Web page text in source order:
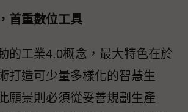
首重數位工具
的工業4.0概念，最大特色在於
打造可少量多樣化的智慧生
願景則必須從妥善規劃生產